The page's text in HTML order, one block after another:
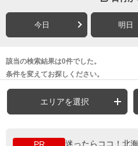
今日 明日
該当の検索結果は0件でした。
条件を変えてお探しください。
エリアを選択
迷ったらココ！北